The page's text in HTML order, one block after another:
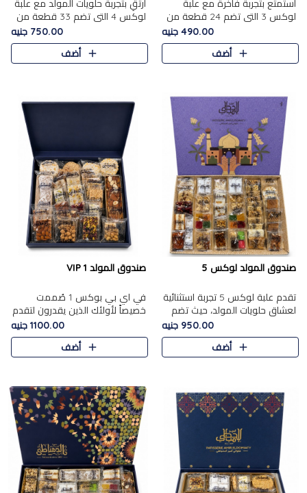
استمتع بتجربة فاخرة مع علبة
لوكس 3 التي تضم 24 قطعة من
أشهر حلويات المولد الشرقية
المختارة بعناية. تحتوي التشكيلة
على الجزرية بالفول، والملب..
490.00 جنيه
أضف
ارتقِ بتجربة حلويات المولد مع علبة
لوكس 4 التي تضم 33 قطعة من
تشكيلة فاخرة ومتنوعة من أشهر
الأصناف الشرقية. تحتوي العلبة على
الجزرية بالفول،..
750.00 جنيه
أضف
صندوق المولد لوكس 5
تقدم علبة لوكس 5 تجربة استثنائية
لعشاق حلويات المولد، حيث تضم
42 قطعة من تشكيلة فاخرة تجمع
بين أشهر الأصناف التقليدية وأصناف
مميزة مختارة بع..
950.00 جنيه
أضف
صندوق المولد VIP 1
في اي بي بوكس 1 صُممت
خصيصاً لأولئك الذين يقدرون لتقدم
تجربة استثنائية بوكس تجمع بين
أفخر حلويات المولد المصري مع
تشكيلة مختارة من الأصناف ..
1100.00 جنيه
أضف